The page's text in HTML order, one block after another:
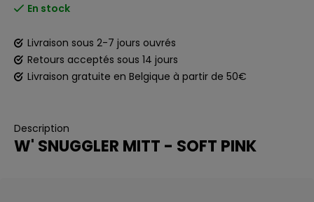
En stock
Livraison sous 2-7 jours ouvrés
Retours acceptés sous 14 jours
Livraison gratuite en Belgique à partir de 50€
Description
W' SNUGGLER MITT - SOFT PINK